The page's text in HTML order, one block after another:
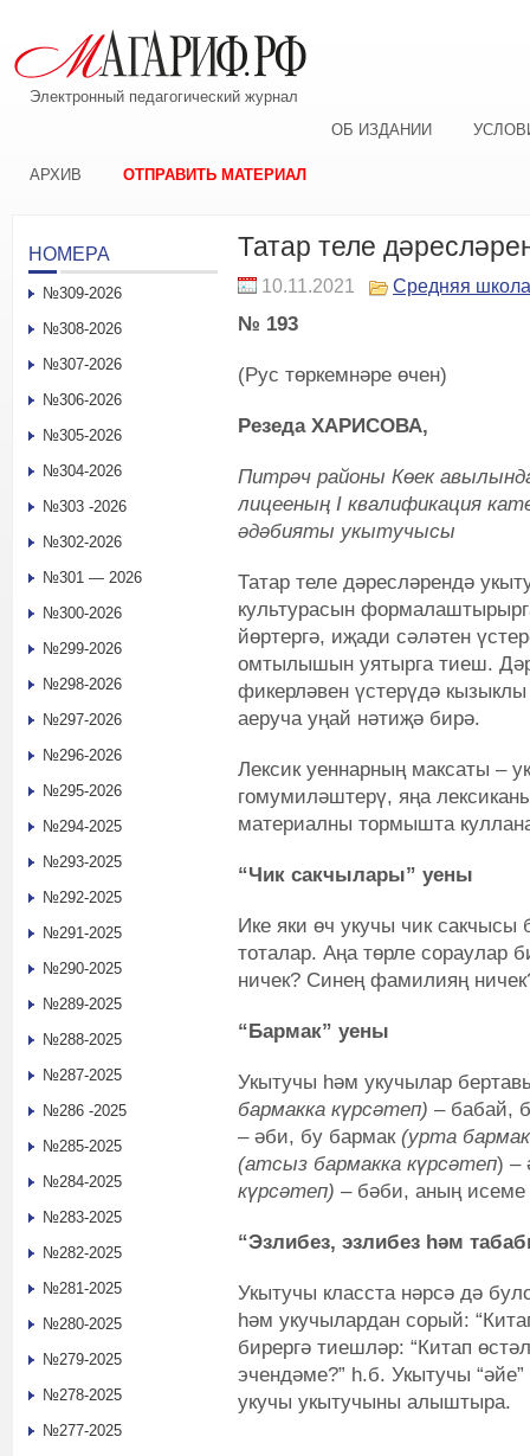
Электронный педагогический журнал
ОБ ИЗДАНИИ
АРХИВ ОТПРАВИТЬ МАТЕРИАЛ
Татар теле
10.11.2021 Средняя школа
№ 193
(Рус төркемнәре өчен)
Резеда ХАРИСОВА,
Питрәч районы Көек
лицееның I квалификация
әдәбияты укытучысы
Татар теле дәресләрендә
культурасын
йөртергә, иҗади сәләтен
омтылышын уятырга тиеш.
фикерләвен үстерүдә
аеруча уңай нәтиҗә бирә.
Лексик уеннарның максаты –
гомумиләштерү, яңа
материалны тормышта
“Чик сакчылары” уены
Ике яки өч укучы чик сакчысы
тоталар. Аңа төрле сораулар
ничек? Синең фамилияң
“Бармак” уены
Укытучы hәм укучылар
бармакка күрсәтеп) – бабай,
– әби, бу бармак (урта
(атсыз бармакка күрсәтеп) –
күрсәтеп) – бәби, аның исеме
“Эзлибез, эзлибез hәм
Укытучы класста нәрсә дә
hәм укучылардан сорый:
бирергә тиешләр: “Китап
эчендәме?” h.б. Укытучы
укучы укытучыны алыштыра.
НОМЕРА
№309-2026
№308-2026
№307-2026
№306-2026
№305-2026
№304-2026
№303 -2026
№302-2026
№301 — 2026
№300-2026
№299-2026
№298-2026
№297-2026
№296-2026
№295-2026
№294-2025
№293-2025
№292-2025
№291-2025
№290-2025
№289-2025
№288-2025
№287-2025
№286 -2025
№285-2025
№284-2025
№283-2025
№282-2025
№281-2025
№280-2025
№279-2025
№278-2025
№277-2025